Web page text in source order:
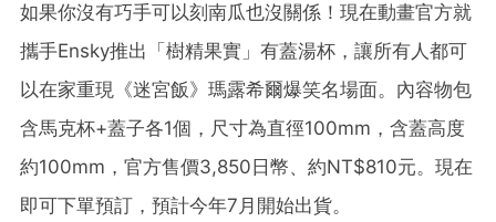
如果你沒有巧手可以刻南瓜也沒關係！現在動畫官方就
攜手Ensky推出「樹精果實」有蓋湯杯，讓所有人都可
以在家重現《迷宮飯》瑪露希爾爆笑名場面。內容物包
含馬克杯+蓋子各1個，尺寸為直徑100mm，含蓋高度
約100mm，官方售價3,850日幣、約NT$810元。現在
即可下單預訂，預計今年7月開始出貨。